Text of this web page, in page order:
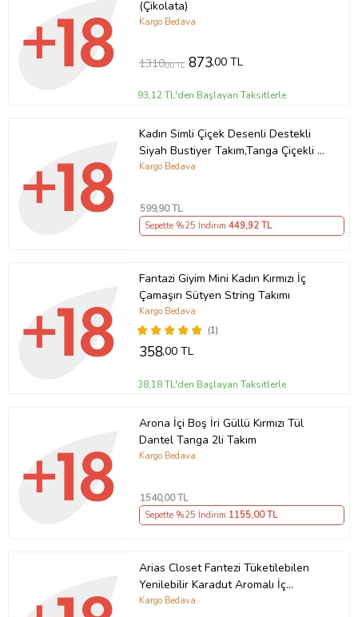
(Çikolata)
Kargo Bedava
1310,00 TL 873,00 TL
93,12 TL'den Başlayan Taksitlerle
Kadın Simli Çiçek Desenli Destekli
Siyah Bustiyer Takım,Tanga Çiçekli İç
Çamaşırı, Bralet Takımı (Leopar)
Kargo Bedava
599,90 TL
Sepette %25 İndirim 449,92 TL
Fantazi Giyim Mini Kadın Kırmızı İç
Çamaşırı Sütyen String Takımı
(1)
Kargo Bedava
358,00 TL
38,18 TL'den Başlayan Taksitlerle
Arona İçi Boş İri Güllü Kırmızı Tül
Dantel Tanga 2li Takım
Kargo Bedava
1540,00 TL
Sepette %25 İndirim 1155,00 TL
Arias Closet Fantezi Tüketilebilen
Yenilebilir Karadut Aromalı İç
Çamaşırı Takımı
Kargo Bedava